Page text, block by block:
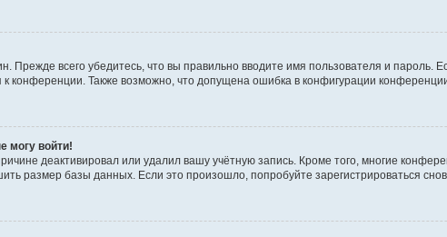
Прежде всего убедитесь, что вы правильно вводите имя пользователя и
конференции. Также возможно, что допущена ошибка в конфигурации
могу войти!
деактивировал или удалил вашу учётную запись. Кроме того, многие
размер базы данных. Если это произошло, попробуйте зарегистрироваться снова